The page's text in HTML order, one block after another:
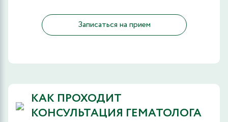
Записаться на прием
КАК ПРОХОДИТ
КОНСУЛЬТАЦИЯ ГЕМАТОЛОГА